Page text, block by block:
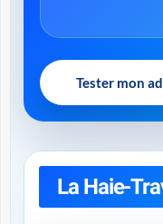
Tester mon
La Haie-